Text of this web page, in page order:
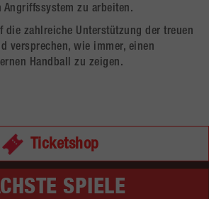
Angriffssystem zu arbeiten.
die zahlreiche Unterstützung der treuen
versprechen, wie immer, einen
Handball zu zeigen.
Ticketshop
SPIELE